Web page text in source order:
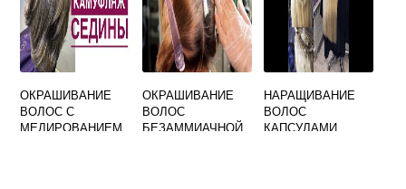
ОКРАШИВАНИЕ
ВОЛОС С
МЕЛИРОВАНИЕМ
ОКРАШИВАНИЕ
ВОЛОС
БЕЗАММИАЧНОЙ
НАРАЩИВАНИЕ
ВОЛОС
КАПСУЛАМИ